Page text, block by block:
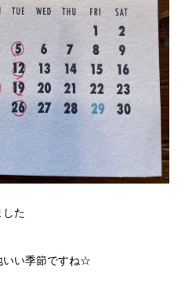
た
いい季節ですね☆